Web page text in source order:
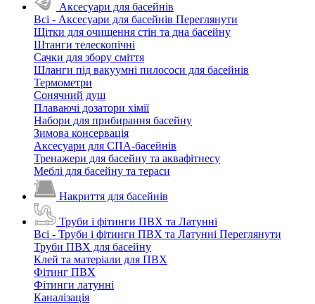
Аксесуари для басейнів
Всі - Аксесуари для басейнів Переглянути
Щітки для очищення стін та дна басейну
Штанги телескопічні
Сачки для збору сміття
Шланги під вакуумні пилососи для басейнів
Термометри
Сонячний душ
Плаваючі дозатори хімії
Набори для прибирання басейну
Зимова консервація
Аксесуари для СПА-басейнів
Тренажери для басейну та аквафітнесу
Меблі для басейну та тераси
Накриття для басейнів
Труби і фітинги ПВХ та Латунні
Всі - Труби і фітинги ПВХ та Латунні Переглянути
Труби ПВХ для басейну
Клей та матеріали для ПВХ
Фітинг ПВХ
Фітинги латунні
Каналізація